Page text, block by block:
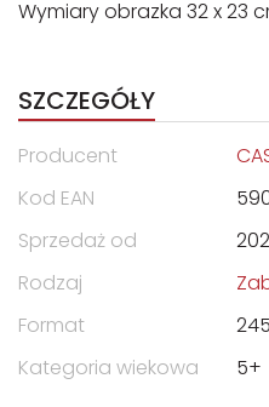
Wymiary obrazka 32 x 23
SZCZEGÓŁY
Producent
Kod EAN
Sprzedaż od
Rodzaj
Format
Kategoria wiekowa
5+